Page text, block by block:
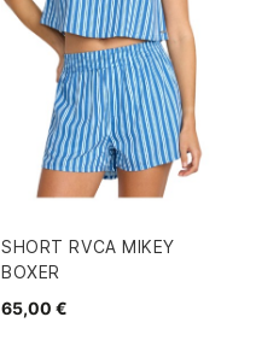
SHORT RVCA MIKEY
BOXER
65,00 €